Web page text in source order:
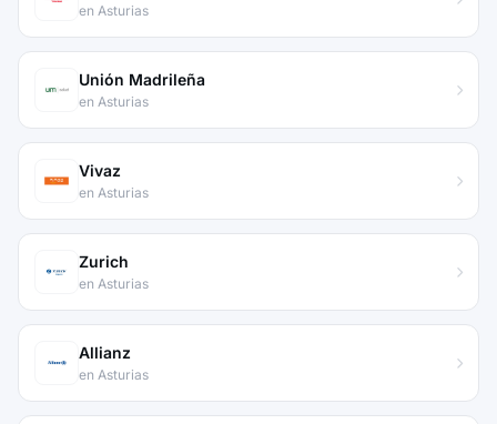
en Asturias
Unión Madrileña
en Asturias
Vivaz
en Asturias
Zurich
en Asturias
Allianz
en Asturias